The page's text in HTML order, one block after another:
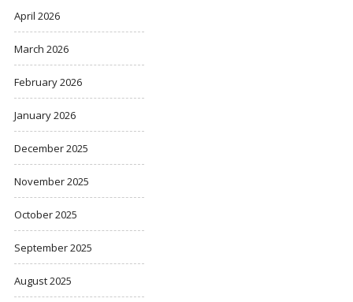
April 2026
March 2026
February 2026
January 2026
December 2025
November 2025
October 2025
September 2025
August 2025